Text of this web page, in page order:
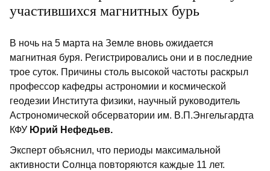
участившихся магнитных бурь
В ночь на 5 марта на Земле вновь ожидается
магнитная буря. Регистрировались они и в последние
трое суток. Причины столь высокой частоты раскрыл
профессор кафедры астрономии и космической
геодезии Института физики, научный руководитель
Астрономической обсерватории им. В.П.Энгельгардта
КФУ Юрий Нефедьев.
Эксперт объяснил, что периоды максимальной
активности Солнца повторяются каждые 11 лет.